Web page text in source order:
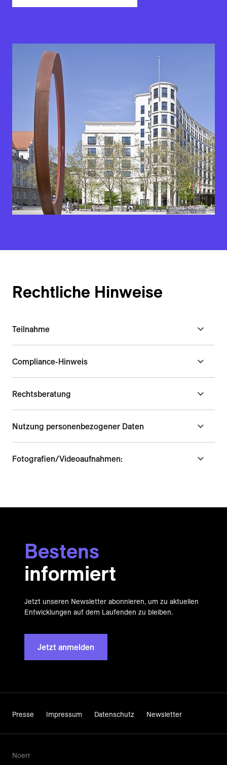
Rechtliche Hinweise
Teilnahme
Compliance-Hinweis
Rechtsberatung
Nutzung personenbezogener Daten
Fotografien/Videoaufnahmen:
Bestens
informiert
Jetzt unseren Newsletter abonnieren, um zu aktuellen
Entwicklungen auf dem Laufenden zu bleiben.
Jetzt anmelden
Presse Impressum Datenschutz Newsletter
Noerr